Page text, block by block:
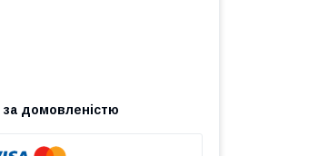
за домовленістю